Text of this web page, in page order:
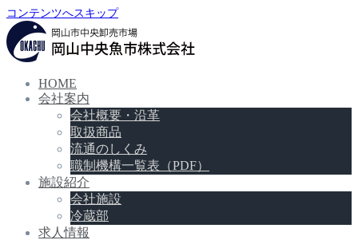
コンテンツへスキップ
HOME
会社案内
会社概要・沿革
取扱商品
流通のしくみ
職制機構一覧表（PDF）
施設紹介
会社施設
冷蔵部
求人情報